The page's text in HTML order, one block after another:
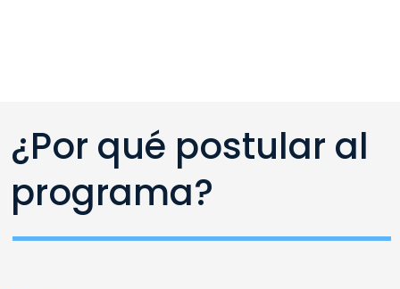
¿Por qué postular al
programa?